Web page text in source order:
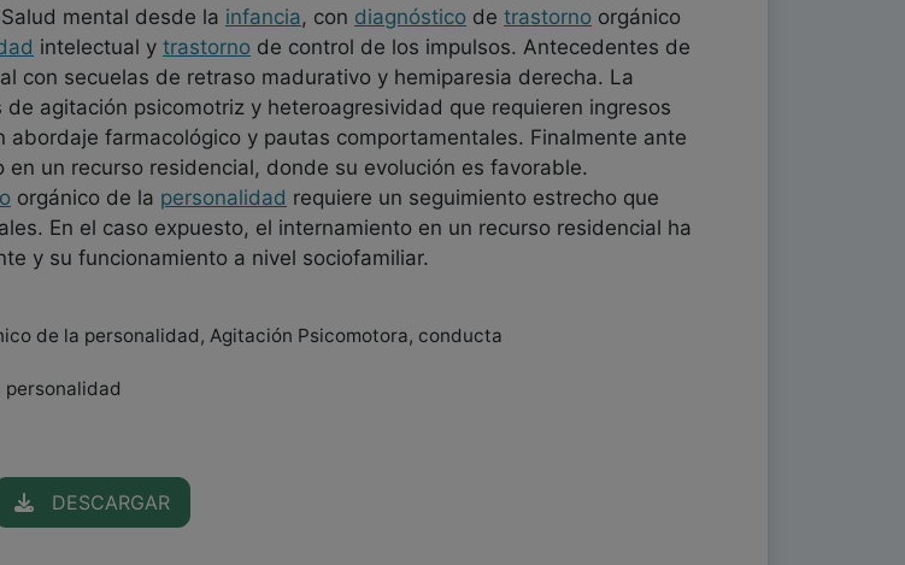
mental desde la infancia, con diagnóstico de trastorno orgánico
intelectual y trastorno de control de los impulsos. Antecedentes de
con secuelas de retraso madurativo y hemiparesia derecha. La
agitación psicomotriz y heteroagresividad que requieren ingresos
abordaje farmacológico y pautas comportamentales. Finalmente ante
un recurso residencial, donde su evolución es favorable.
orgánico de la personalidad requiere un seguimiento estrecho que
En el caso expuesto, el internamiento en un recurso residencial ha
y su funcionamiento a nivel sociofamiliar.
de la personalidad, Agitación Psicomotora, conducta
DESCARGAR